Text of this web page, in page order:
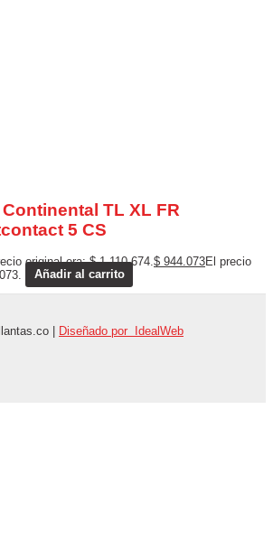
TL XL FR
5 CS
original era: $ 1.110.674. $ 944.073El precio
Añadir al carrito
| Diseñado por IdealWeb